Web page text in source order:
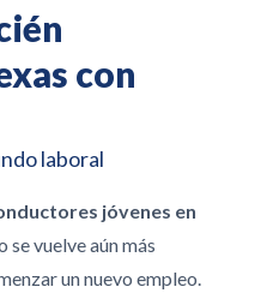
con
laboral
jóvenes en
se vuelve aún más
un nuevo empleo.